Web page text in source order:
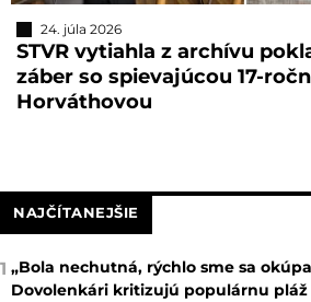
24. júla 2026
STVR vytiahla z archívu
záber so spievajúcou 17-
Horváthovou
NAJČÍTANEJŠIE
1 „Bola nechutná, rýchlo sme sa
Dovolenkári kritizujú populárnu pláž